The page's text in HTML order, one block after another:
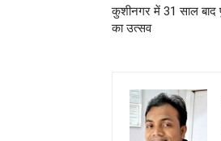
कुशीनगर में 31 साल बाद
का उत्सव